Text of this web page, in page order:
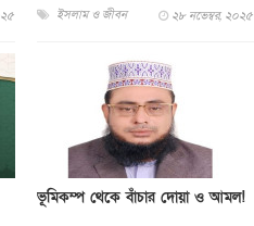
ইসলাম ও জীবন ২৮ নভেম্বর, ২০২৫
ভূমিকম্প থেকে বাঁচার দোয়া ও আমল!